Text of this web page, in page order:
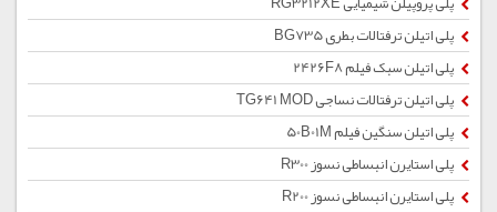
پلی اتیلن ترفتالات بطری BG735
پلی اتیلن سبک فیلم 2426F8
پلی اتیلن ترفتالات نساجی TG641 MOD
پلی اتیلن سنگین فیلم 50B01M
پلی استایرن انبساطی نسوز R300
پلی استایرن انبساطی نسوز R200